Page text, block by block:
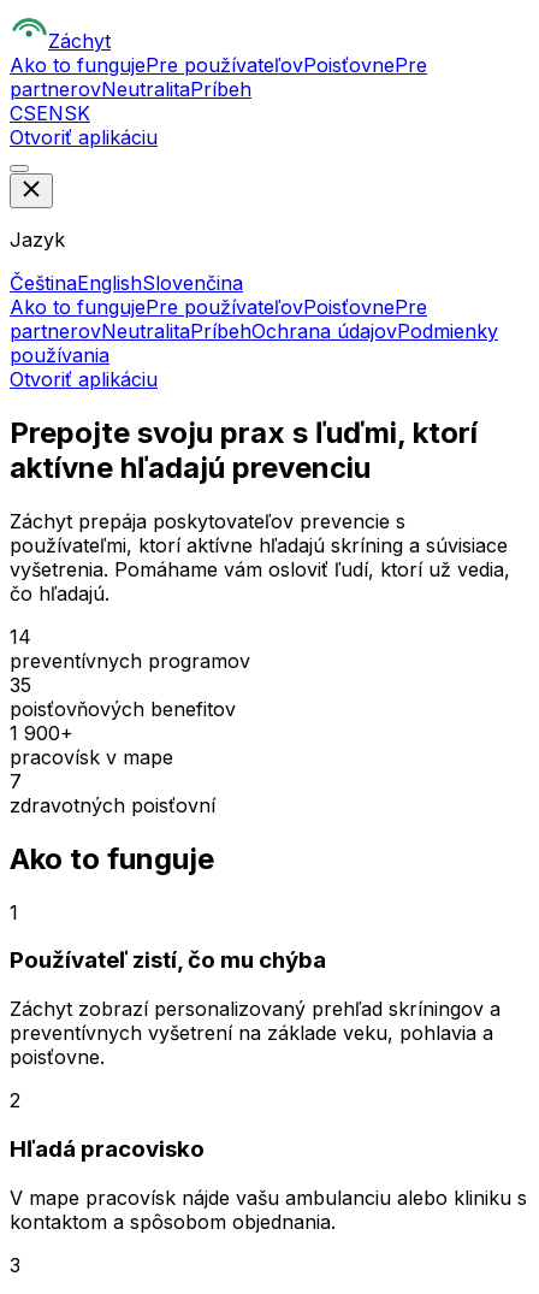
Záchyt
Ako to fungujePre používateľovPoisťovnePre
partnerovNeutralitaPríbeh
CSENSK
Otvoriť aplikáciu
Jazyk
ČeštinaEnglishSlovenčina
Ako to fungujePre používateľovPoisťovnePre
partnerovNeutralitaPríbehOchrana údajovPodmienky
používania
Otvoriť aplikáciu
Prepojte svoju prax s ľuďmi, ktorí
aktívne hľadajú prevenciu
Záchyt prepája poskytovateľov prevencie s
používateľmi, ktorí aktívne hľadajú skríning a súvisiace
vyšetrenia. Pomáhame vám osloviť ľudí, ktorí už vedia,
čo hľadajú.
14
preventívnych programov
35
poisťovňových benefitov
1 900+
pracovísk v mape
7
zdravotných poisťovní
Ako to funguje
1
Používateľ zistí, čo mu chýba
Záchyt zobrazí personalizovaný prehľad skríningov a
preventívnych vyšetrení na základe veku, pohlavia a
poisťovne.
2
Hľadá pracovisko
V mape pracovísk nájde vašu ambulanciu alebo kliniku s
kontaktom a spôsobom objednania.
3